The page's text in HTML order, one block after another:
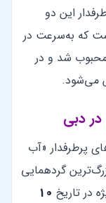
این دو
که به‌سرعت در
محبوب شد و در
می‌شود.
دبی
پرطرفدار «آب
گردهمایی
در تاریخ ۱۰